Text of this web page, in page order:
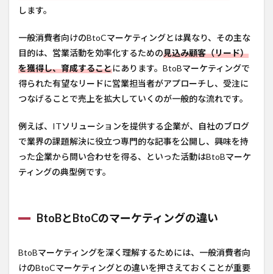
します。
一般消費者向けのBtoCマーケティングとは異なり、その主な
目的は、営業活動を効率化するための見込み顧客（リード）
を獲得し、育成することにあります。BtoBマーケティングで
得られた有望なリードに営業担当者がアプローチし、受注に
つなげることで売上を拡大していくのが一般的な流れです。
例えば、ITソリューションを提供する企業が、自社のブログ
で業界の課題解決に役立つ専門的な記事を公開し、興味を持
った企業から問い合わせを得る、といった活動はBtoBマーケ
ティングの典型例です。
BtoBとBtoCのマーケティングの違い
BtoBマーケティングを深く理解するためには、一般消費者向
けのBtoCマーケティングとの違いを押さえておくことが重要